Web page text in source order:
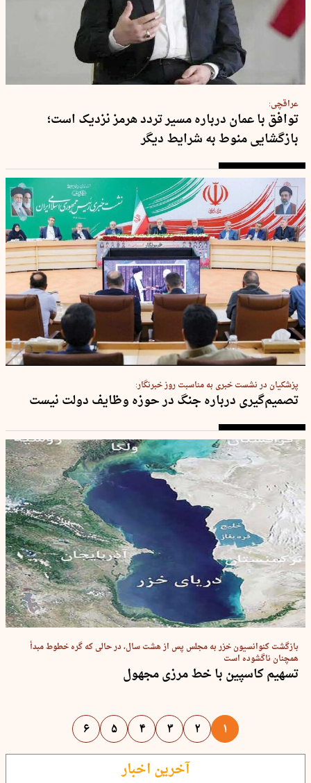
عراقچی:
توافق با عمان درباره مسیر تردد هرمز نزدیک است؛
بازگشایی منوط به شرایط دیگر
پزشکیان در نشست خبری به مناسبت روز خبرنگار:
تصمیم‌گیری درباره جنگ در حوزه وظایف دولت نیست
بازگشت کنوانسیون خزر به مجلس پس از هشت سال، در حالی که گره خطوط مبدأ
همچنان ناگشوده است
تسهیم کاسپین با خط مرزی مجهول
۱ ۲ ۳ ۴ ۵ ۶
آخرین اخبار